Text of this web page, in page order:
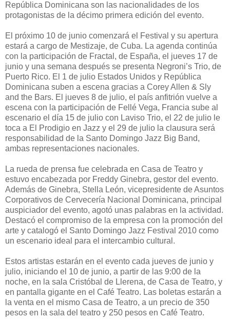
República Dominicana son las nacionalidades de los
protagonistas de la décimo primera edición del evento.
El próximo 10 de junio comenzará el Festival y su apertura
estará a cargo de Mestizaje, de Cuba. La agenda continúa
con la participación de Fractal, de España, el jueves 17 de
junio y una semana después se presenta Negroni’s Trio, de
Puerto Rico. El 1 de julio Estados Unidos y República
Dominicana suben a escena gracias a Corey Allen & Sly
and the Bars. El jueves 8 de julio, el país anfitrión vuelve a
escena con la participación de Fellé Vega, Francia sube al
escenario el día 15 de julio con Laviso Trio, el 22 de julio le
toca a El Prodigio en Jazz y el 29 de julio la clausura será
responsabilidad de la Santo Domingo Jazz Big Band,
ambas representaciones nacionales.
La rueda de prensa fue celebrada en Casa de Teatro y
estuvo encabezada por Freddy Ginebra, gestor del evento.
Además de Ginebra, Stella León, vicepresidente de Asuntos
Corporativos de Cervecería Nacional Dominicana, principal
auspiciador del evento, agotó unas palabras en la actividad.
Destacó el compromiso de la empresa con la promoción del
arte y catalogó el Santo Domingo Jazz Festival 2010 como
un escenario ideal para el intercambio cultural.
Estos artistas estarán en el evento cada jueves de junio y
julio, iniciando el 10 de junio, a partir de las 9:00 de la
noche, en la sala Cristóbal de Llerena, de Casa de Teatro, y
en pantalla gigante en el Café Teatro. Las boletas estarán a
la venta en el mismo Casa de Teatro, a un precio de 350
pesos en la sala del teatro y 250 pesos en Café Teatro.